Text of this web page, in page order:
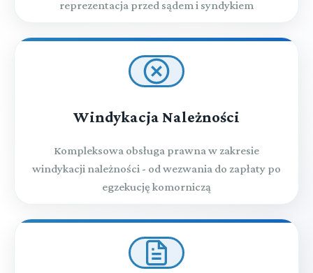
reprezentacja przed sądem i syndykiem
Windykacja Należności
Kompleksowa obsługa prawna w zakresie
windykacji należności - od wezwania do zapłaty po
egzekucję komorniczą